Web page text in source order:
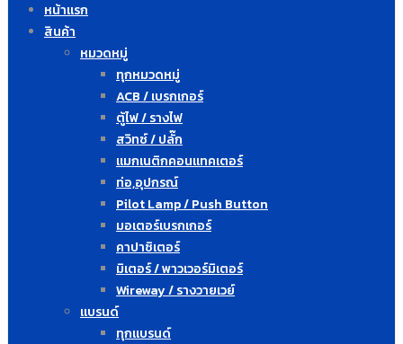
หน้าแรก
สินค้า
หมวดหมู่
ทุกหมวดหมู่
ACB / เบรกเกอร์
ตู้ไฟ / รางไฟ
สวิทซ์ / ปลั๊ก
แมกเนติกคอนแทคเตอร์
ท่อ,อุปกรณ์
Pilot Lamp / Push Button
มอเตอร์เบรกเกอร์
คาปาซิเตอร์
มิเตอร์ / พาวเวอร์มิเตอร์
Wireway / รางวายเวย์
แบรนด์
ทุกแบรนด์